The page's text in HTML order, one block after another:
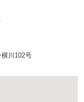
川102号